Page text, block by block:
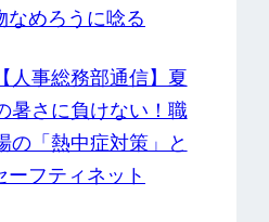
なめろうに唸る
【人事総務部通信】夏
暑さに負けない！職
の「熱中症対策」と
ーフティネット